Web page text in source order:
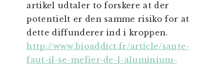
artikel udtaler to forskere at der
potentielt er den samme risiko for at
dette diffunderer ind i kroppen.
http://www.bioaddict.fr/article/sante-
faut-il-se-mefier-de-l-aluminium-